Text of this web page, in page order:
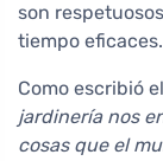
son
tiempo eficaces.
Como escribió
jardinería nos
cosas que el